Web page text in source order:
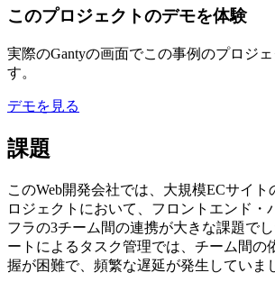
このプロジェクトのデモを体験
実際のGantyの画面でこの事例のプロジ
す。
デモを見る
課題
このWeb開発会社では、大規模ECサイ
ロジェクトにおいて、フロントエンド・
フラの3チーム間の連携が大きな課題で
ートによるタスク管理では、チーム間の
握が困難で、頻繁な遅延が発生していま